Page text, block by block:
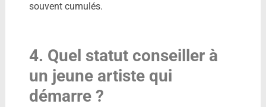
souvent cumulés.
4. Quel statut conseiller à
un jeune artiste qui
démarre ?